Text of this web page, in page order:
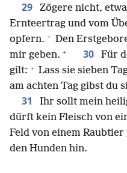
29
Zögere nicht,
Ernteertrag und vom
opfern. + Den
mir geben. + 30
Für
gilt: + Lass sie sieben
am achten Tag gibst du
31 Ihr sollt mein
dürft kein Fleisch von
Feld von einem
den Hunden hin.